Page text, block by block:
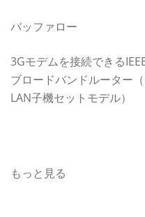
バッファロー
3Gモデムを接続できる
ブロードバンドルーター
LAN子機セットモデル）
もっと見る